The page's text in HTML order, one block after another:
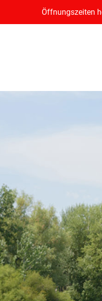
Öffnungszeiten